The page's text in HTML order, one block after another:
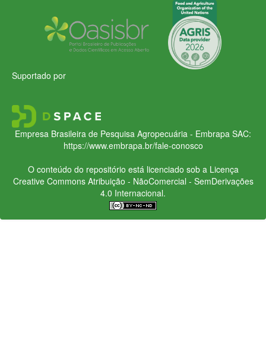
Suportado por
Empresa Brasileira de Pesquisa Agropecuária - Embrapa SAC:
https://www.embrapa.br/fale-conosco
O conteúdo do repositório está licenciado sob a Licença
Creative CommonsAtribuição - NãoComercial - SemDerivações
4.0 Internacional.